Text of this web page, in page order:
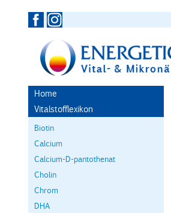
Home
Vitalstofflexikon
Biotin
Calcium
Calcium-D-pantothenat
Cholin
Chrom
DHA